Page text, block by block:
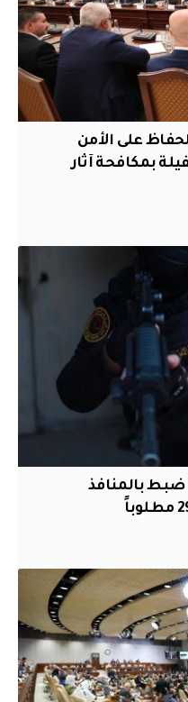
على الأمن
بمكافحة آثار
تنفيذ 31 حالة ضبط بالمنافذ